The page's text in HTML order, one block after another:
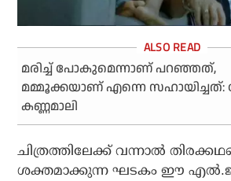
മരിച്ച് പോകുമെന്നാണ് പറഞ്ഞത്,
മമ്മൂക്കയാണ് എന്നെ സഹായിച്ചത്:
കണ്ണമാലി
ചിത്രത്തിലേക്ക് വന്നാല്‍
ശക്തമാക്കുന്ന ഘടകം ഈ